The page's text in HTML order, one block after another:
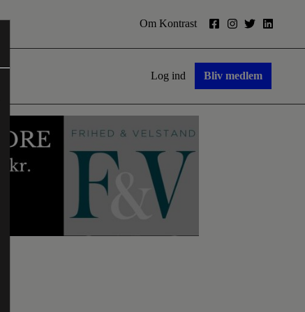
Om Kontrast
Log ind Bliv medlem